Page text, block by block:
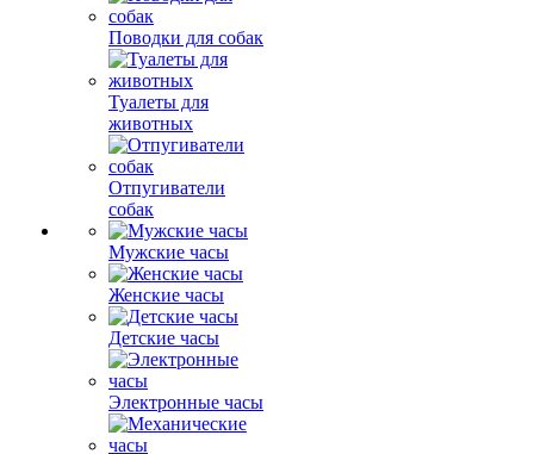
Поводки для собак
Туалеты для
животных
Отпугиватели
собак
Мужские часы
Женские часы
Детские часы
Электронные часы